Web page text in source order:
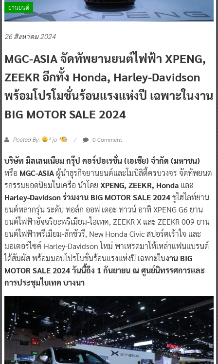
ยานยนต์
26 สิงหาคม 2024
MGC-ASIA จัดทัพยานยนต์ไฟฟ้า XPENG,
ZEEKR อีกทั้ง Honda, Harley-Davidson
พร้อมโปรโมชั่นร้อนแรงแห่งปี เฉพาะในงาน
BIG MOTOR SALE 2024
Posted By: ^ jo ^ 0 Comment
บริษัท มิลเลนเนียม กรุ๊ป คอร์ปอเรชั่น (เอเชีย) จำกัด (มหาชน)
หรือ MGC-ASIAผู้นำธุรกิจยานยนต์และโมบิลิตี้ครบวงจร จัดทัพยนต
รกรรมยอดนิยมในเครือ นำโดย XPENG, ZEEKR, Honda และ
Harley-Davidson ร่วมงาน BIG MOTOR SALE 2024ชูไฮไลท์ยาน
ยนต์หลากรุ่น ระดับ ทอล์ก ออฟ เดอะ ทาวน์ อาทิ XPENG G6 ยาน
ยนต์ไฟฟ้าอัจฉริยะพรีเมียม-ไฮเทค, ZEEKR X และ ZEEKR 009 ยาน
ยนต์ไฟฟ้าพรีเมียม-ลักชัวรี, New Honda Civic สปอร์ตเร้าใจ และ
มอเตอร์ไซค์ Harley-Davidson ใหม่ พาเหรดมาให้เหล่าแฟนแบรนด์
ได้สัมผัส พร้อมมอบโปรโมชั่นร้อนแรงแห่งปี เฉพาะในงาน BIG
MOTOR SALE 2024 วันนี้ถึง 1 กันยายน ณ ศูนย์นิทรรศการและ
การประชุมไบเทค บางนา